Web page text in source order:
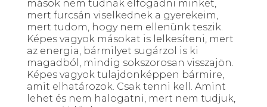
mások nem tudnak elfogadni minket,
mert furcsán viselkednek a gyerekeim,
mert tudom, hogy nem ellenünk teszik.
Képes vagyok másokat is lelkesíteni, mert
az energia, bármilyet sugárzol is ki
magadból, mindig sokszorosan visszajön.
Képes vagyok tulajdonképpen bármire,
amit elhatározok. Csak tenni kell. Amint
lehet és nem halogatni, mert nem tudjuk,